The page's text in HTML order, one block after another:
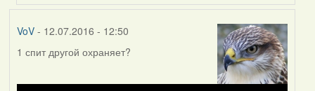
VoV- 12.07.2016 - 12:50
1 спит другой охраняет?